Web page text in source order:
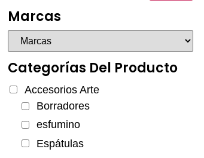
Marcas
Categorías Del Producto
Accesorios Arte
Borradores
esfumino
Espátulas